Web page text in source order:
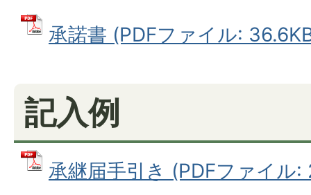
承諾書 (PDFファイル:
記入例
承継届手引き (PDFファイル: